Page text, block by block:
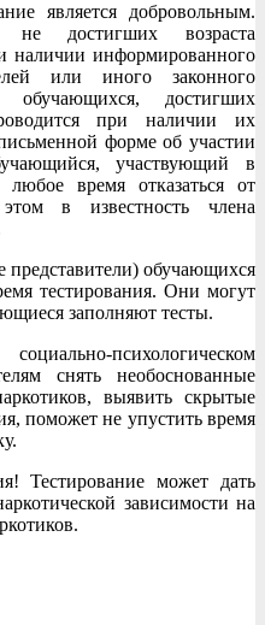
является добровольным.
не достигших возраста
наличии информированного
или иного законного
обучающихся, достигших
при наличии их
форме об участии
участвующий в
время отказаться от
в известность члена
представители) обучающихся
тестирования. Они могут
заполняют тесты.
психологическом
снять необоснованные
выявить скрытые
поможет не упустить время
Тестирование может дать
зависимости на